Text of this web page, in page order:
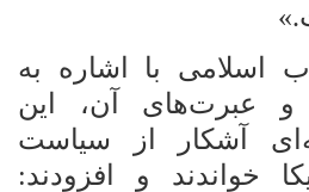
اسلامی با اشاره به
و عبرت‌های آن، این
آشکار از سیاست
خواندند و افزودند: